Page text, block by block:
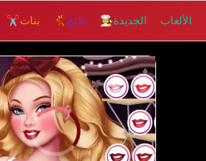
الجديدة👩‍🍳 طبخ 💃 بنات✂️
إلعــــب